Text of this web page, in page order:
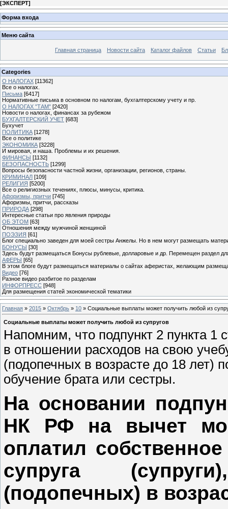
[ЭКСПЕРТ]
Форма входа
Меню сайта
Главная страница Новости сайта Каталог файлов Статьи
Categories
О НАЛОГАХ [11362]
Все о налогах.
Письма [6417]
Нормативные письма в основном по налогам, бухгалтерскому учету и пр.
О НАЛОГАХ "ТАМ" [2420]
Новости о налогах, финансах за рубежом
БУХГАЛТЕРСКИЙ УЧЕТ [683]
Бухучет
ПОЛИТИКА [1278]
Все о политике
ЭКОНОМИКА [3228]
И мировая, и наша. Проблемы и их решения.
ФИНАНСЫ [1132]
БЕЗОПАСНОСТЬ [1299]
Вопросы безопасности частной жизни, организации, регионов, страны.
КРИМИНАЛ [109]
РЕЛИГИЯ [5200]
Все о религиозных течениях, плюсы, минусы, критика.
Афоризмы, притчи [745]
Афоризмы, притчи, рассказы
ПРИРОДА [298]
Интересные статьи про явления природы
ОБ ЭТОМ [63]
Отношения между мужчиной женщиной
ПОЭЗИЯ [61]
Блог специально заведен для моей сестры Анжелы. Но в нем могут размещать
БОНУСЫ [30]
Здесь будут размещаться Бонусы рублевые, долларовые и др. Перемещен раздел
АФЕРЫ [65]
В этом блоге будут размещаться материалы о сайтах аферистах, желающим
Видео [76]
Разное видео разбитое по разделам
ИНФОРПРЕСС [948]
Для размещения статей экономической тематики
Главная » 2015 » Октябрь » 10 » Социальные выплаты может получить любой из
Социальные выплаты может получить любой из супругов
Напомним, что подпункт 2 пункта 1
в отношении расходов на свою
(подопечных в возрасте до 18 лет)
обучение брата или сестры.
На основании
НК РФ на вычет
оплатил
супруга
(подопечных) в